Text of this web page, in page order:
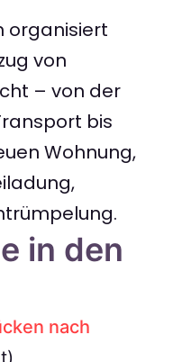
organisiert
von
– von der
bis
Wohnung,
in den
nach